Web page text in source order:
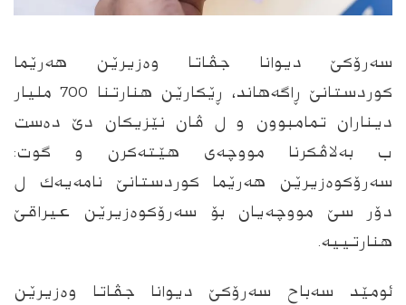
سه‌رۆكێ دیوانا جڤاتا وه‌زیرێن هه‌رێما
كوردستانێ ڕاگه‌هاند، ڕێكارێن هنارتنا 700 ملیار
دیناران تمامبوون و ل ڤان نێزیكان دێ ده‌ست
ب به‌لاڤكرنا مووچه‌ى هێته‌كرن و گوت:
سه‌رۆكوه‌زیرێن هه‌رێما كوردستانێ نامه‌یه‌ك ل
دۆر سێ مووچه‌یان بۆ سه‌رۆكوه‌زیرێن عیراقێ
هنارتییه‌.
ئومێد سه‌باح سه‌رۆكێ دیوانا جڤاتا وه‌زیرێن